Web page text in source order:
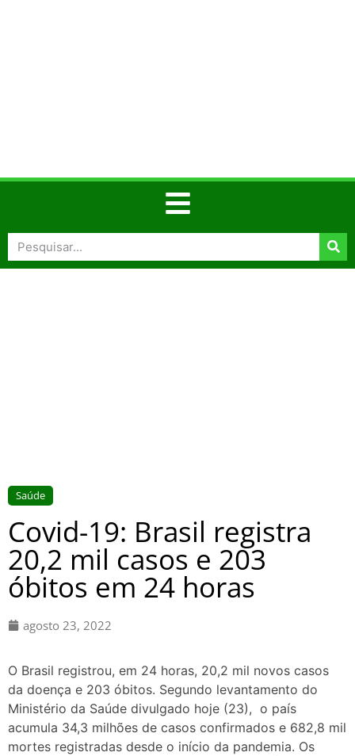
Saúde
Covid-19: Brasil registra
20,2 mil casos e 203
óbitos em 24 horas
agosto 23, 2022
O Brasil registrou, em 24 horas, 20,2 mil novos casos
da doença e 203 óbitos. Segundo levantamento do
Ministério da Saúde divulgado hoje (23), o país
acumula 34,3 milhões de casos confirmados e 682,8 mil
mortes registradas desde o início da pandemia. Os